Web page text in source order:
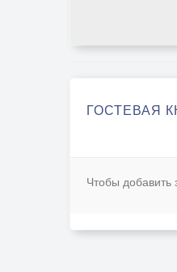
ГОСТЕВАЯ
Чтобы добавить